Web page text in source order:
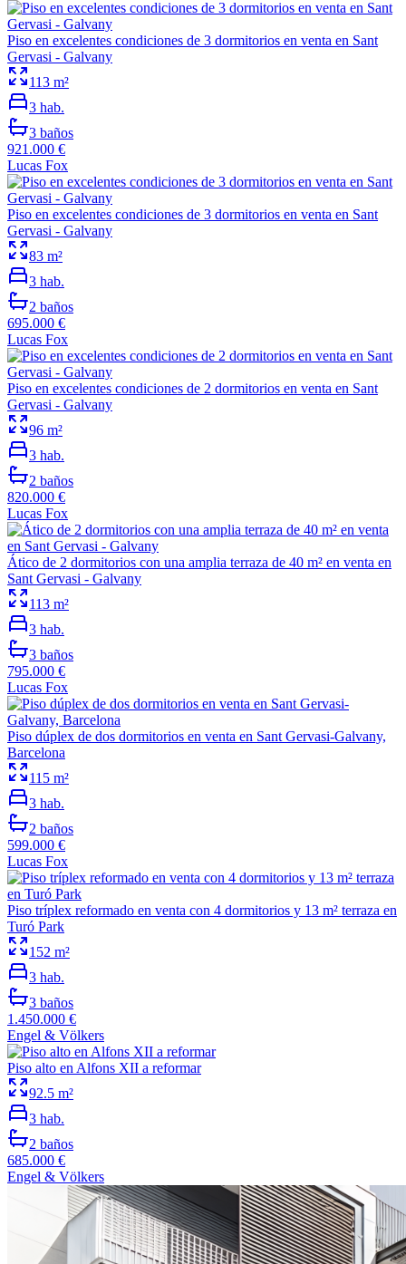
Piso en excelentes condiciones de 3 dormitorios en venta en Sant
Gervasi - Galvany
113 m²
3 hab.
3 baños
921.000 €
Lucas Fox
Piso en excelentes condiciones de 3 dormitorios en venta en Sant
Gervasi - Galvany
83 m²
3 hab.
2 baños
695.000 €
Lucas Fox
Piso en excelentes condiciones de 2 dormitorios en venta en Sant
Gervasi - Galvany
96 m²
3 hab.
2 baños
820.000 €
Lucas Fox
Ático de 2 dormitorios con una amplia terraza de 40 m² en venta en
Sant Gervasi - Galvany
113 m²
3 hab.
3 baños
795.000 €
Lucas Fox
Piso dúplex de dos dormitorios en venta en Sant Gervasi-Galvany,
Barcelona
115 m²
3 hab.
2 baños
599.000 €
Lucas Fox
Piso tríplex reformado en venta con 4 dormitorios y 13 m² terraza en
Turó Park
152 m²
3 hab.
3 baños
1.450.000 €
Engel & Völkers
Piso alto en Alfons XII a reformar
92.5 m²
3 hab.
2 baños
685.000 €
Engel & Völkers